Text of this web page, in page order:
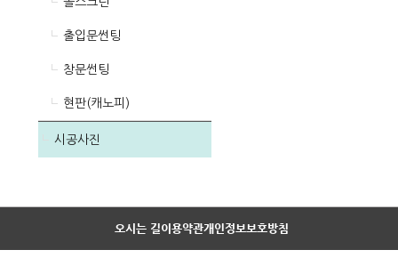
출입문썬팅
창문썬팅
현판(캐노피)
시공사진
오시는 길이용약관개인정보보호방침